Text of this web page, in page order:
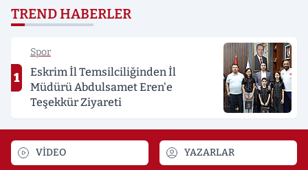
TREND HABERLER
1
Spor
Eskrim İl Temsilciliğinden İl
Müdürü Abdulsamet Eren'e
Teşekkür Ziyareti
VİDEO YAZARLAR